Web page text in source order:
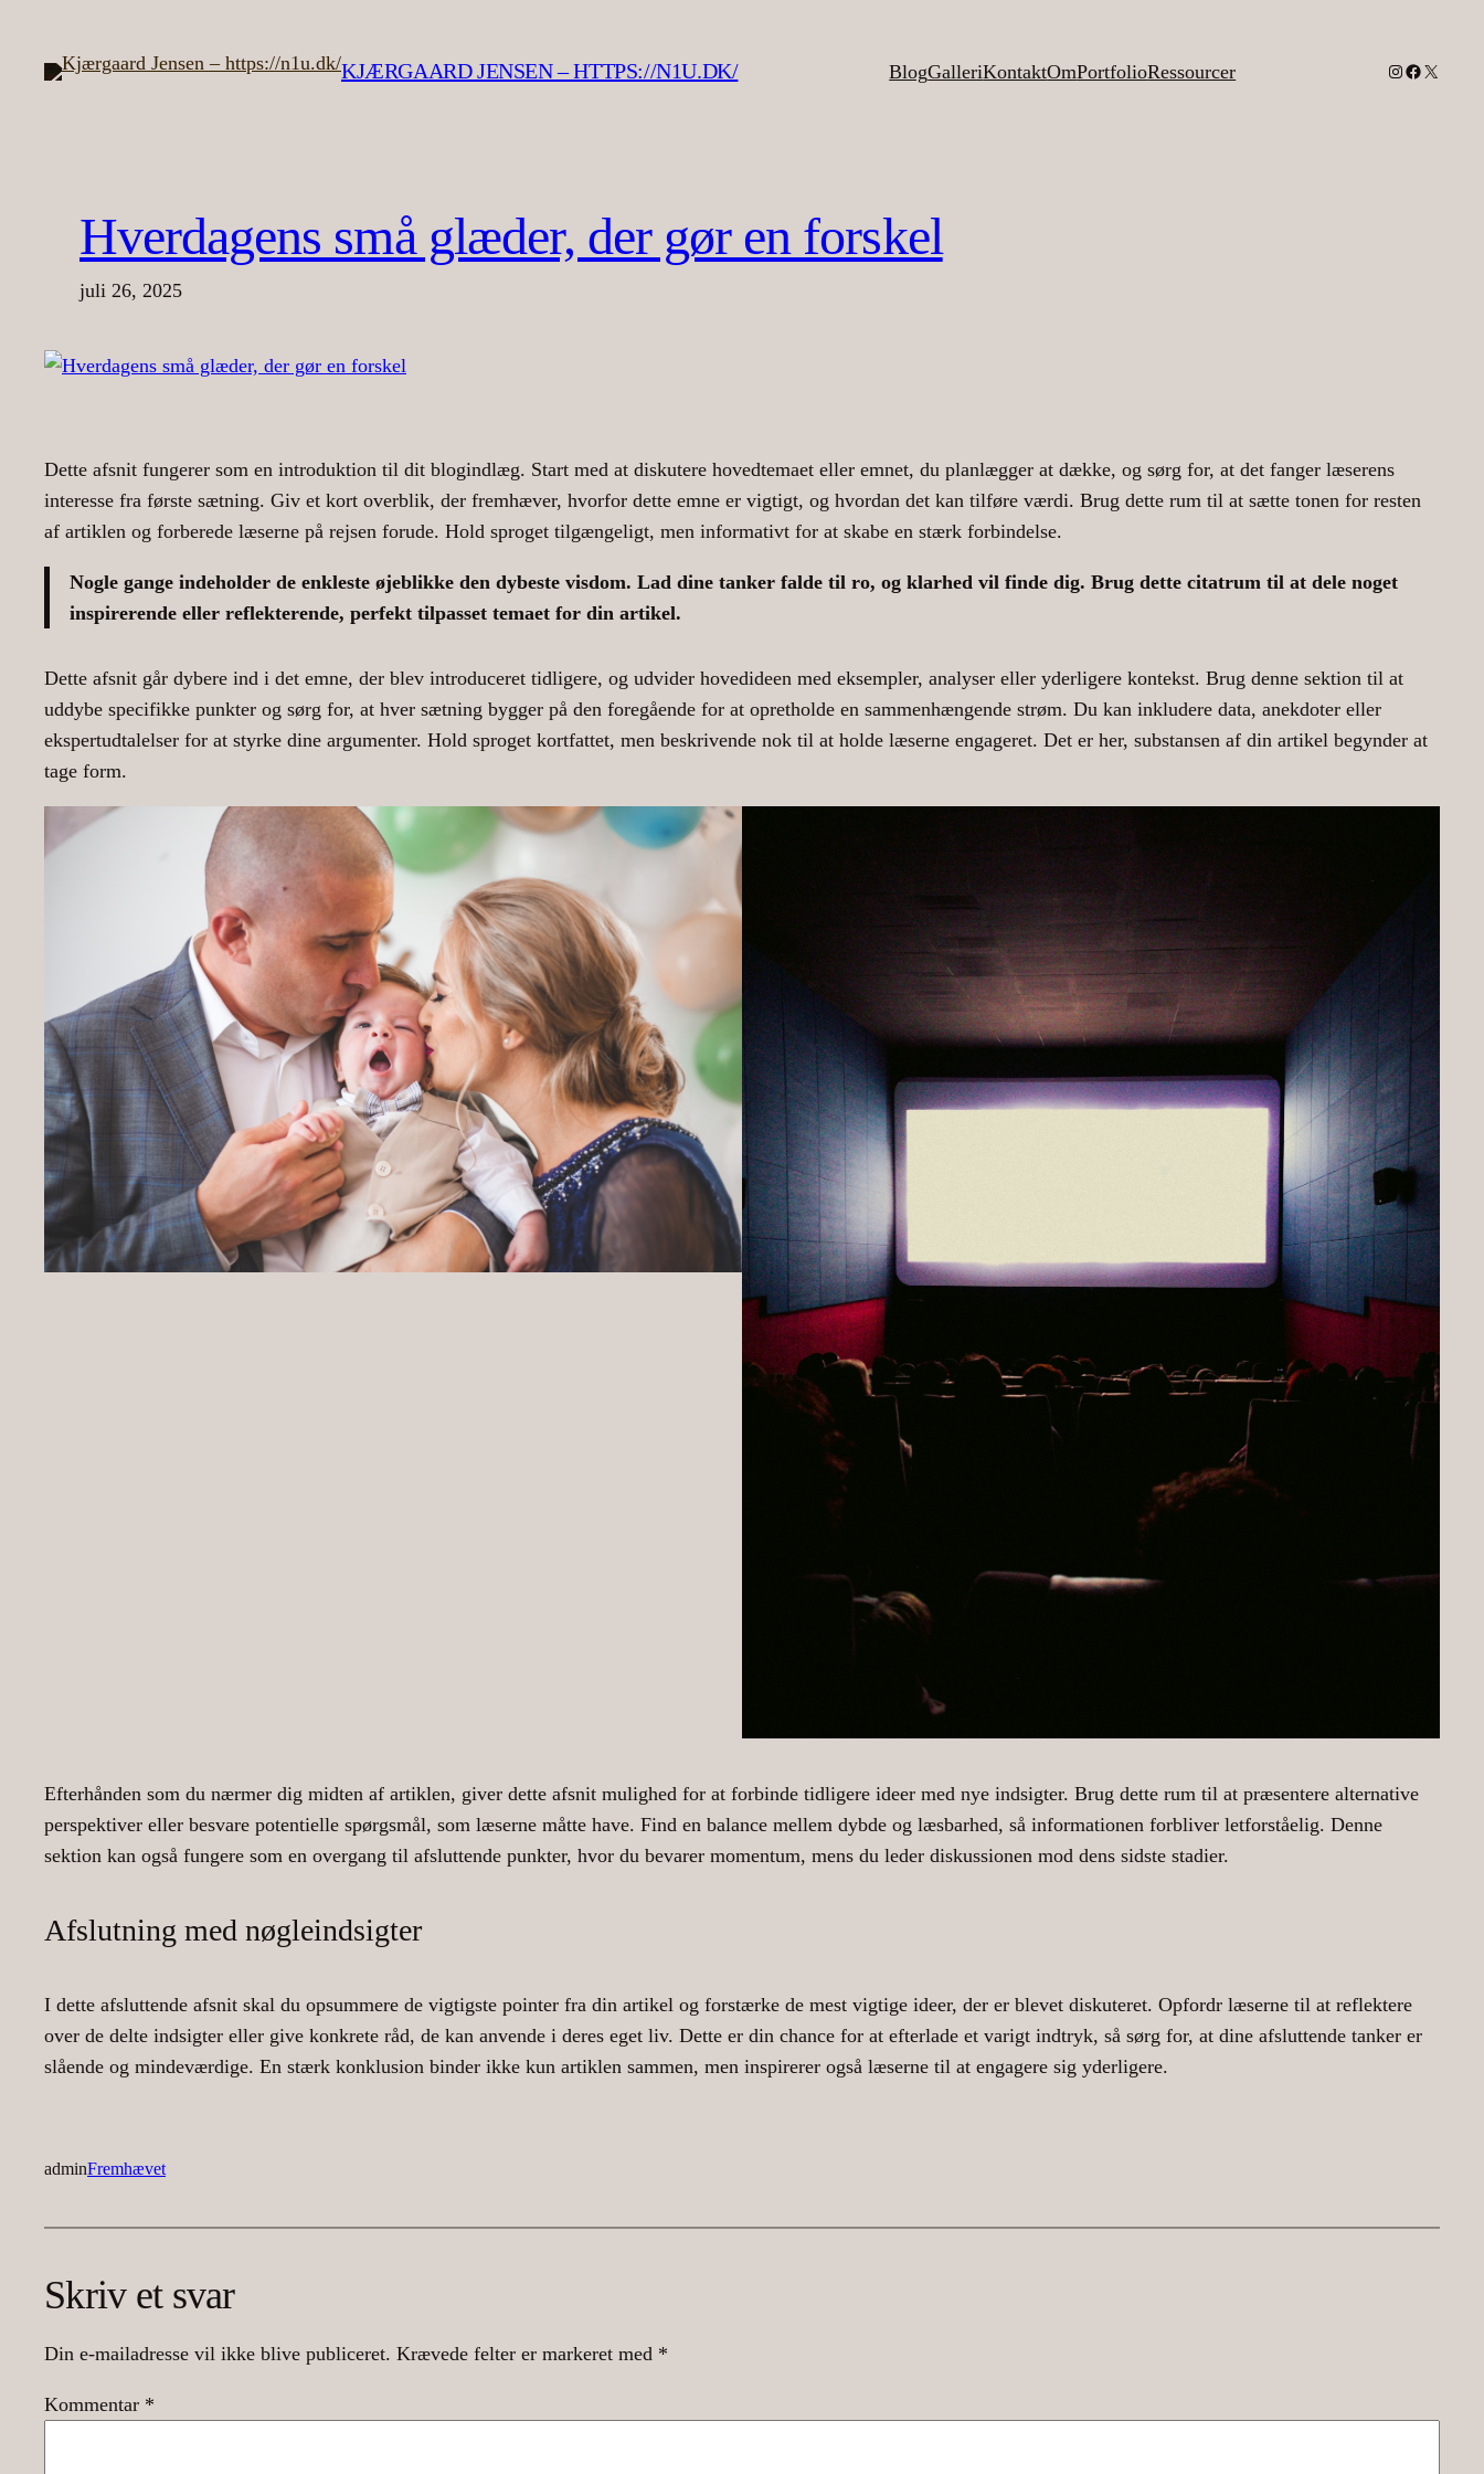
indhold
KJÆRGAARD JENSEN – HTTPS://N1U.DK/ BlogGalleriKontaktOmPortfolioRessourcer Instagram
Facebook
X
Hverdagens små glæder, der gør en forskel
juli 26, 2025
Dette afsnit fungerer som en introduktion til dit blogindlæg. Start med at diskutere hovedtemaet eller emnet, du planlægger at dække, og sørg for, at det fanger læserens
interesse fra første sætning. Giv et kort overblik, der fremhæver, hvorfor dette emne er vigtigt, og hvordan det kan tilføre værdi. Brug dette rum til at sætte tonen for resten
af artiklen og forberede læserne på rejsen forude. Hold sproget tilgængeligt, men informativt for at skabe en stærk forbindelse.
Nogle gange indeholder de enkleste øjeblikke den dybeste visdom. Lad dine tanker falde til ro, og klarhed vil finde dig. Brug dette citatrum til at dele noget
inspirerende eller reflekterende, perfekt tilpasset temaet for din artikel.
Dette afsnit går dybere ind i det emne, der blev introduceret tidligere, og udvider hovedideen med eksempler, analyser eller yderligere kontekst. Brug denne sektion til at
uddybe specifikke punkter og sørg for, at hver sætning bygger på den foregående for at opretholde en sammenhængende strøm. Du kan inkludere data, anekdoter eller
ekspertudtalelser for at styrke dine argumenter. Hold sproget kortfattet, men beskrivende nok til at holde læserne engageret. Det er her, substansen af din artikel begynder at
tage form.
Efterhånden som du nærmer dig midten af artiklen, giver dette afsnit mulighed for at forbinde tidligere ideer med nye indsigter. Brug dette rum til at præsentere alternative
perspektiver eller besvare potentielle spørgsmål, som læserne måtte have. Find en balance mellem dybde og læsbarhed, så informationen forbliver letforståelig. Denne
sektion kan også fungere som en overgang til afsluttende punkter, hvor du bevarer momentum, mens du leder diskussionen mod dens sidste stadier.
Afslutning med nøgleindsigter
I dette afsluttende afsnit skal du opsummere de vigtigste pointer fra din artikel og forstærke de mest vigtige ideer, der er blevet diskuteret. Opfordr læserne til at reflektere
over de delte indsigter eller give konkrete råd, de kan anvende i deres eget liv. Dette er din chance for at efterlade et varigt indtryk, så sørg for, at dine afsluttende tanker er
slående og mindeværdige. En stærk konklusion binder ikke kun artiklen sammen, men inspirerer også læserne til at engagere sig yderligere.
adminFremhævet
Skriv et svar
Din e-mailadresse vil ikke blive publiceret. Krævede felter er markeret med *
Kommentar *